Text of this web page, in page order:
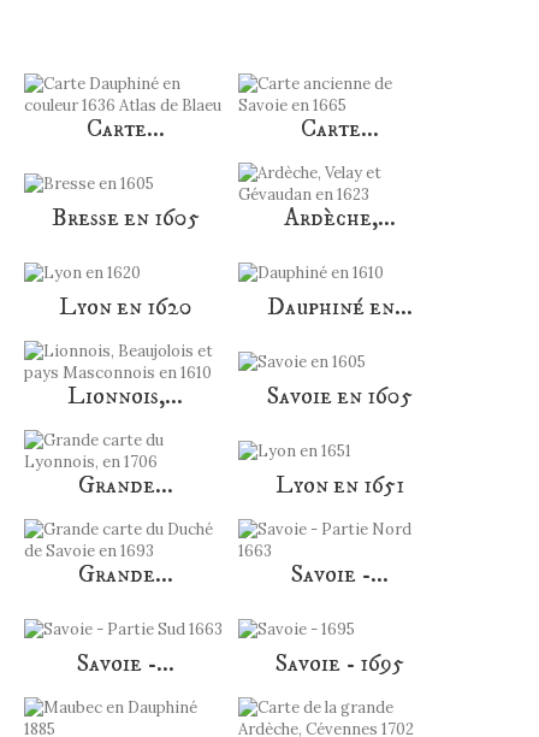
Carte... Carte...
Bresse en 1605 Ardèche,...
Lyon en 1620 Dauphiné en...
Lionnois,... Savoie en 1605
Grande... Lyon en 1651
Grande... Savoie -...
Savoie -... Savoie - 1695